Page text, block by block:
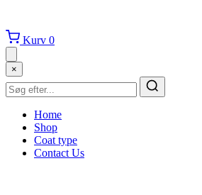
Kurv 0
×
Home
Shop
Coat type
Contact Us